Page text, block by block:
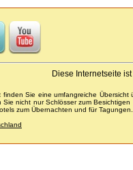
Diese Internetseite
finden Sie eine umfangreiche
nicht nur Schlösser zum
zum Übernachten und für Tagungen.